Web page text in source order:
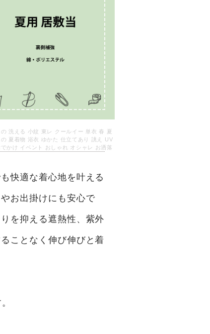
洗える 小紋 東レ クールイー 単衣 春 夏
夏着物 浴衣 ゆかた 仕立てあり 誂え UV
でかけ イベント おしゃれ オシャレ お洒落
快適な着心地を叶える
お出掛けにも安心で
を抑える遮熱性、紫外
ことなく伸び伸びと着